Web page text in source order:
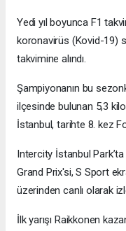
Yedi yıl boyunca F1
koronavirüs (Kovid-19)
takvimine alındı.
Şampiyonanın bu
ilçesinde bulunan 5,3
İstanbul, tarihte 8. kez
Intercity İstanbul
Grand Prix'si, S Sport
üzerinden canlı olarak
İlk yarışı Raikkonen